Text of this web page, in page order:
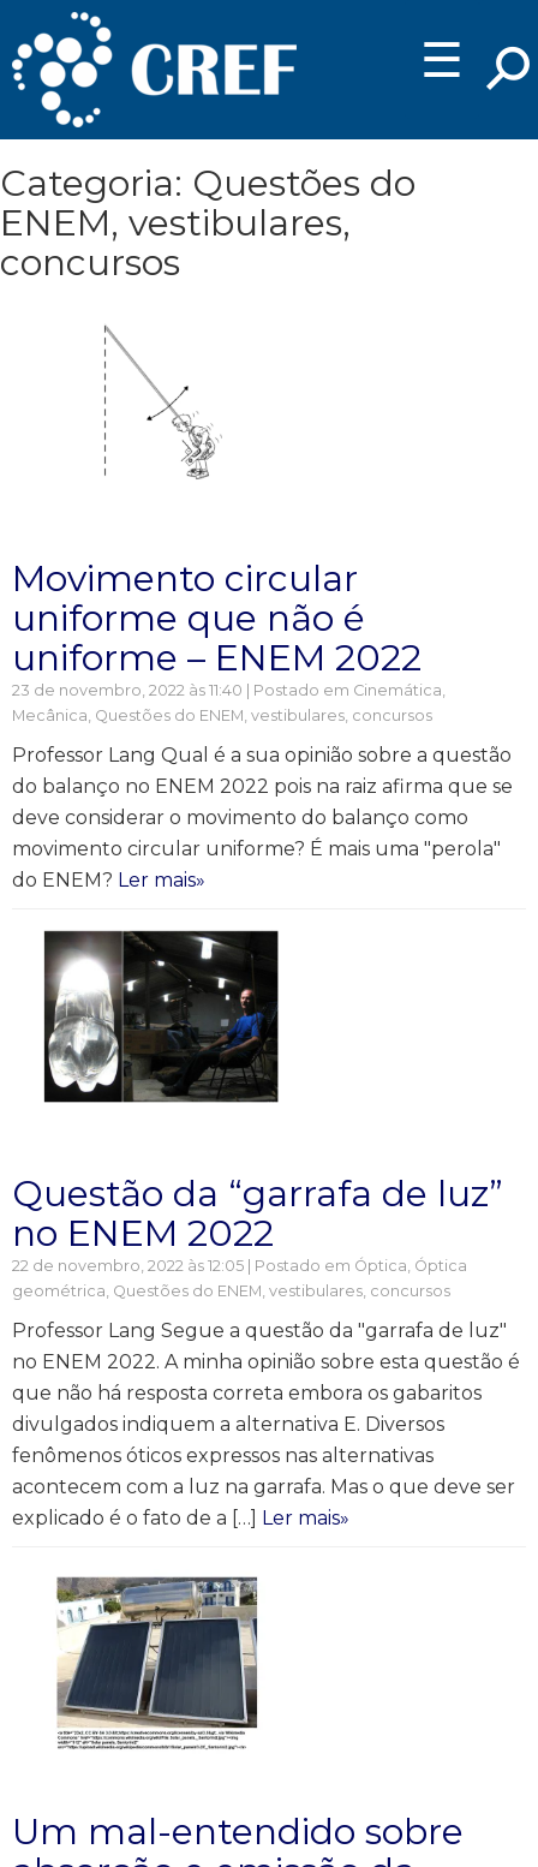
☰
Categoria: Questões do
ENEM, vestibulares,
concursos
Movimento circular
uniforme que não é
uniforme – ENEM 2022
23 de novembro, 2022 às 11:40 | Postado em Cinemática,
Mecânica, Questões do ENEM, vestibulares, concursos
Professor Lang Qual é a sua opinião sobre a questão
do balanço no ENEM 2022 pois na raiz afirma que se
deve considerar o movimento do balanço como
movimento circular uniforme? É mais uma "perola"
do ENEM? Ler mais»
Questão da “garrafa de luz”
no ENEM 2022
22 de novembro, 2022 às 12:05 | Postado em Óptica, Óptica
geométrica, Questões do ENEM, vestibulares, concursos
Professor Lang Segue a questão da "garrafa de luz"
no ENEM 2022. A minha opinião sobre esta questão é
que não há resposta correta embora os gabaritos
divulgados indiquem a alternativa E. Diversos
fenômenos óticos expressos nas alternativas
acontecem com a luz na garrafa. Mas o que deve ser
explicado é o fato de a […] Ler mais»
Um mal-entendido sobre